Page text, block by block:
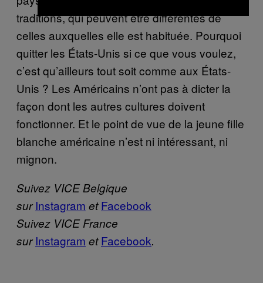
traditions, qui peuvent être différentes de
celles auxquelles elle est habituée. Pourquoi
quitter les États-Unis si ce que vous voulez,
c’est qu’ailleurs tout soit comme aux États-
Unis ? Les Américains n’ont pas à dicter la
façon dont les autres cultures doivent
fonctionner. Et le point de vue de la jeune fille
blanche américaine n’est ni intéressant, ni
mignon.
Suivez VICE Belgique
sur Instagram et Facebook
Suivez VICE France
sur Instagram et Facebook.